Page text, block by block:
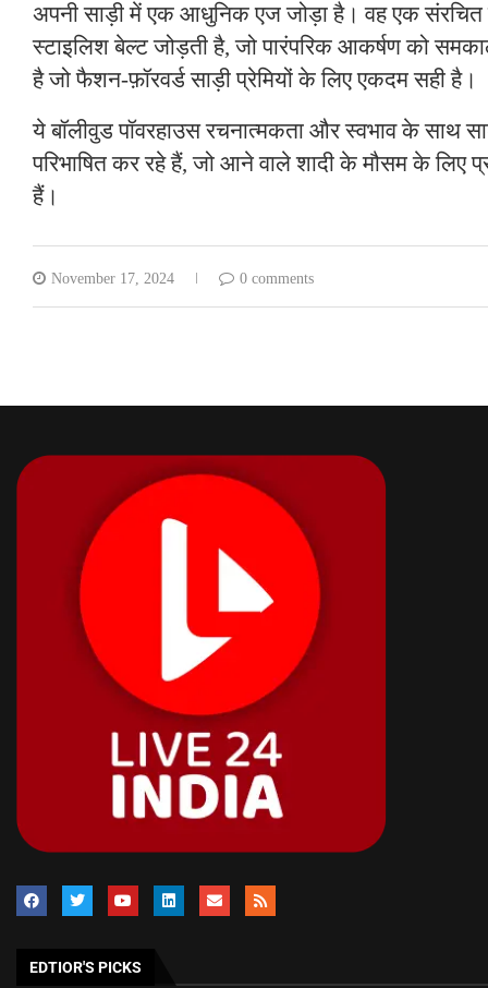
अपनी साड़ी में एक आधुनिक एज जोड़ा है। वह एक
स्टाइलिश बेल्ट जोड़ती है, जो पारंपरिक आकर्षण को
है जो फैशन-फ़ॉरवर्ड साड़ी प्रेमियों के लिए एकदम सही है।
ये बॉलीवुड पॉवरहाउस रचनात्मकता और स्वभाव के साथ
परिभाषित कर रहे हैं, जो आने वाले शादी के मौसम के लिए
हैं।
November 17, 2024 0 comments
EDTIOR'S PICKS